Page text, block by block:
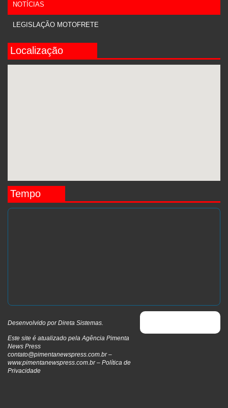
NOTÍCIAS
LEGISLAÇÃO MOTOFRETE
Localização
Tempo
Desenvolvido porDireta Sistemas.
Este site é atualizado pela Agência Pimenta
News Press
contato@pimentanewspress.com.br–
www.pimentanewspress.com.br – Política de
Privacidade